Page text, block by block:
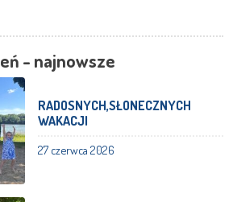
- najnowsze
RADOSNYCH,SŁONECZNYCH
WAKACJI
27 czerwca 2026